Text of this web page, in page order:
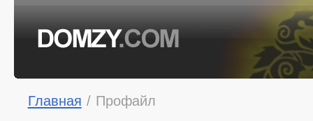
Главная / Профайл